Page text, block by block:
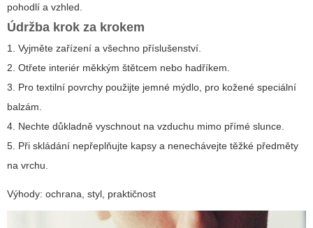
pohodlí a vzhled.
Údržba krok za krokem
1. Vyjměte zařízení a všechno příslušenství.
2. Otřete interiér měkkým štětcem nebo hadříkem.
3. Pro textilní povrchy použijte jemné mýdlo, pro kožené speciální
balzám.
4. Nechte důkladně vyschnout na vzduchu mimo přímé slunce.
5. Při skládání nepřeplňujte kapsy a nenechávejte těžké předměty
na vrchu.
Výhody: ochrana, styl, praktičnost